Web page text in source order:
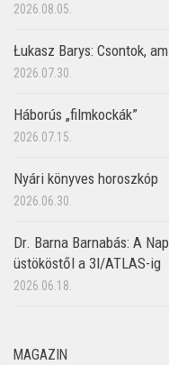
2026.08.05.
Łukasz Barys: Csontok,
2026.07.30.
Háborús „filmkockák”
2026.07.15.
Nyári könyves horoszkóp
2026.06.30.
Dr. Barna Barnabás: A
üstököstől a 3I/ATLAS-ig
2026.06.18.
MAGAZIN